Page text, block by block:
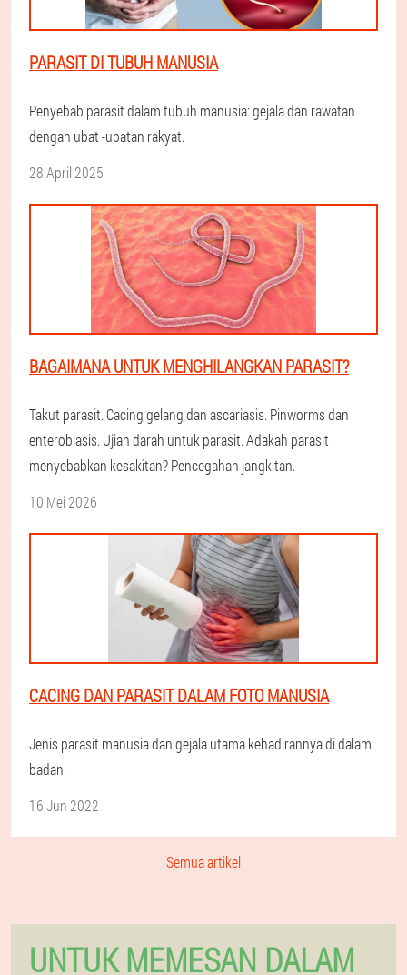
PARASIT DI TUBUH MANUSIA
Penyebab parasit dalam tubuh manusia: gejala dan rawatan
dengan ubat -ubatan rakyat.
28 April 2025
BAGAIMANA UNTUK MENGHILANGKAN PARASIT?
Takut parasit. Cacing gelang dan ascariasis. Pinworms dan
enterobiasis. Ujian darah untuk parasit. Adakah parasit
menyebabkan kesakitan? Pencegahan jangkitan.
10 Mei 2026
CACING DAN PARASIT DALAM FOTO MANUSIA
Jenis parasit manusia dan gejala utama kehadirannya di dalam
badan.
16 Jun 2022
Semua artikel
UNTUK MEMESAN DALAM